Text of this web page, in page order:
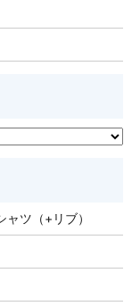
ツ（+リブ）